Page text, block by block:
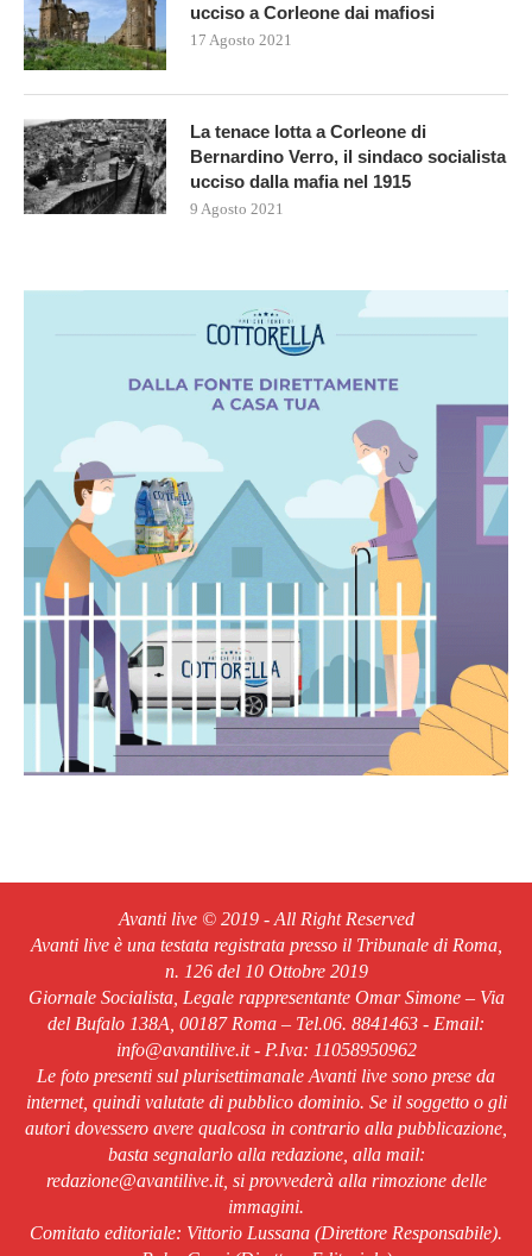
ucciso a Corleone dai mafiosi
17 Agosto 2021
La tenace lotta a Corleone di
Bernardino Verro, il sindaco socialista
ucciso dalla mafia nel 1915
9 Agosto 2021
Avanti live © 2019 - All Right Reserved
Avanti live è una testata registrata presso il Tribunale di Roma,
n. 126 del 10 Ottobre 2019
Giornale Socialista, Legale rappresentante Omar Simone – Via
del Bufalo 138A, 00187 Roma – Tel.06. 8841463 - Email:
info@avantilive.it - P.Iva: 11058950962
Le foto presenti sul plurisettimanale Avanti live sono prese da
internet, quindi valutate di pubblico dominio. Se il soggetto o gli
autori dovessero avere qualcosa in contrario alla pubblicazione,
basta segnalarlo alla redazione, alla mail:
redazione@avantilive.it, si provvederà alla rimozione delle
immagini.
Comitato editoriale: Vittorio Lussana (Direttore Responsabile).